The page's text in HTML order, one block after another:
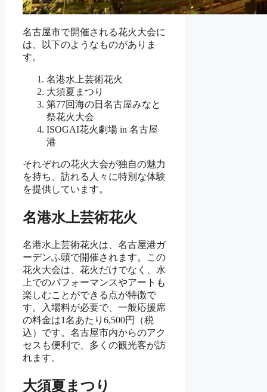
名古屋市で開催される花火大会に
は、以下のようなものがありま
す。
名港水上芸術花火
大須夏まつり
第77回海の日名古屋みなと
祭花火大会
ISOGAI花火劇場 in 名古屋
港
それぞれの花火大会が独自の魅力
を持ち、訪れる人々に特別な体験
を提供しています。
名港水上芸術花火
名港水上芸術花火は、名古屋港ガ
ーデンふ頭で開催されます。この
花火大会は、花火だけでなく、水
上でのパフォーマンスやアートも
楽しむことができる点が特徴で
す。入場料が必要で、一般応援席
の料金は1名あたり6,500円（税
込）です。名古屋市内からのアク
セスも便利で、多くの観光客が訪
れます。
大須夏まつり